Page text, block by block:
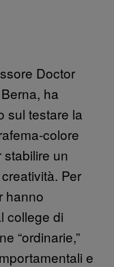
Doctor
ha
sul testare la
colore
stabilire un
Per
hanno
college di
“ordinarie,”
e